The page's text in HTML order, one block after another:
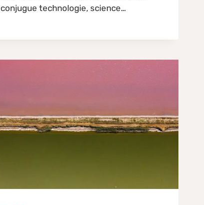
conjugue technologie, science…